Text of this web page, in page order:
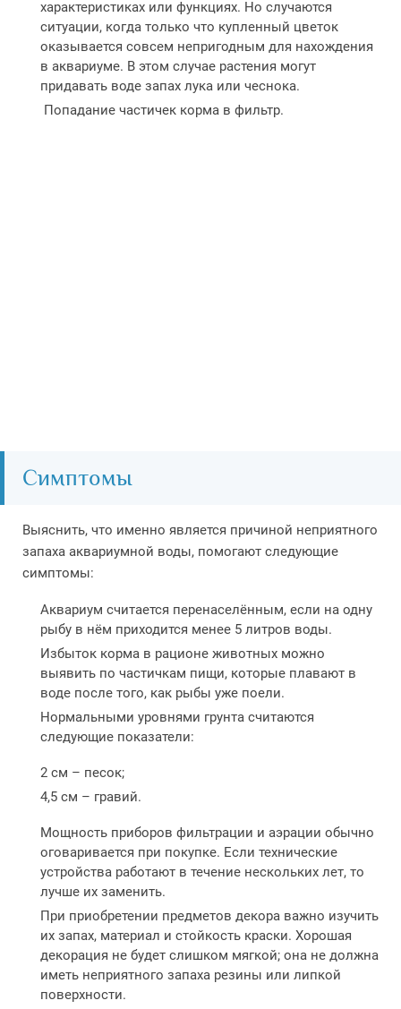
характеристиках или функциях. Но случаются
ситуации, когда только что купленный цветок
оказывается совсем непригодным для нахождения
в аквариуме. В этом случае растения могут
придавать воде запах лука или чеснока.
Попадание частичек корма в фильтр.
Симптомы
Выяснить, что именно является причиной неприятного
запаха аквариумной воды, помогают следующие
симптомы:
Аквариум считается перенаселённым, если на одну
рыбу в нём приходится менее 5 литров воды.
Избыток корма в рационе животных можно
выявить по частичкам пищи, которые плавают в
воде после того, как рыбы уже поели.
Нормальными уровнями грунта считаются
следующие показатели:
2 см – песок;
4,5 см – гравий.
Мощность приборов фильтрации и аэрации обычно
оговаривается при покупке. Если технические
устройства работают в течение нескольких лет, то
лучше их заменить.
При приобретении предметов декора важно изучить
их запах, материал и стойкость краски. Хорошая
декорация не будет слишком мягкой; она не должна
иметь неприятного запаха резины или липкой
поверхности.